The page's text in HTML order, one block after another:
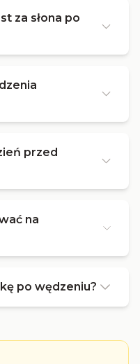
za słona po
przed
na
po wędzeniu?